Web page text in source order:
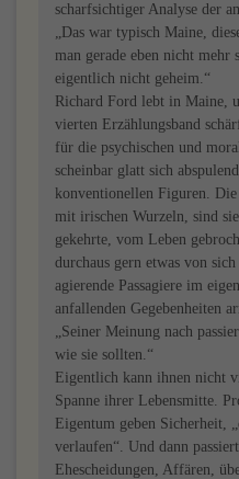
scharfsichtiger Analyse der
„Das war typisch Maine,
man gerade eben nicht
eigentlich nicht geheim.“
Richard Ford lebt in Maine,
vierten Erzählungsband
für die psychischen und
scheinbar glatt sich
konventionellen Figuren.
mit irischen Wurzeln, sind
gekehrte, vom Leben
durchaus gern etwas von
agierende Passagiere im
anfallenden Gegebenheiten
„Seiner Meinung nach
wie sie sollten.“
Eigentlich kann ihnen nicht
Spanne ihrer Lebensmitte.
Eigentum geben Sicherheit,
verlaufen“. Und dann
Ehescheidungen, Affären,